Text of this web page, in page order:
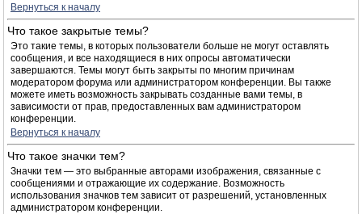
Вернуться к началу
Что такое закрытые темы?
Это такие темы, в которых пользователи больше не могут оставлять
сообщения, и все находящиеся в них опросы автоматически
завершаются. Темы могут быть закрыты по многим причинам
модератором форума или администратором конференции. Вы также
можете иметь возможность закрывать созданные вами темы, в
зависимости от прав, предоставленных вам администратором
конференции.
Вернуться к началу
Что такое значки тем?
Значки тем — это выбранные авторами изображения, связанные с
сообщениями и отражающие их содержание. Возможность
использования значков тем зависит от разрешений, установленных
администратором конференции.